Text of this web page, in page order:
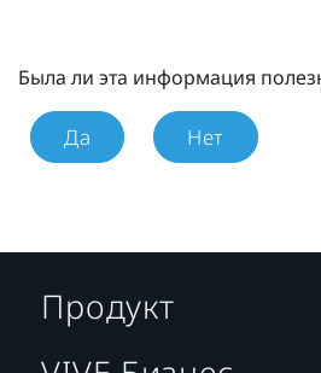
Была ли эта информация
Да Нет
Продукт